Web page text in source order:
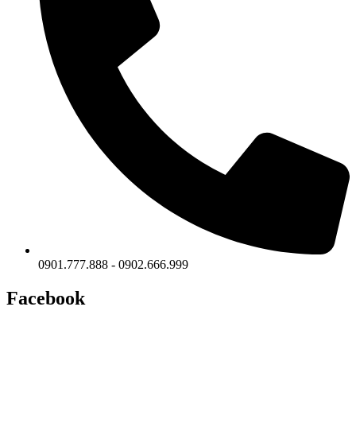
0901.777.888 - 0902.666.999
Facebook